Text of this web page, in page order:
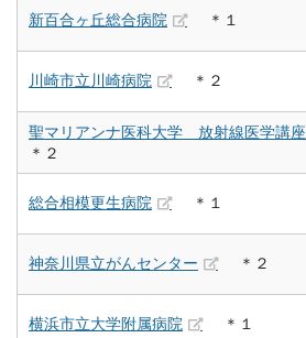
新百合ヶ丘総合病院 ＊１
川崎市立川崎病院 ＊２
聖マリアンナ医科大学 放射線医学講座
＊２
総合相模更生病院 ＊１
神奈川県立がんセンター ＊２
横浜市立大学附属病院 ＊１